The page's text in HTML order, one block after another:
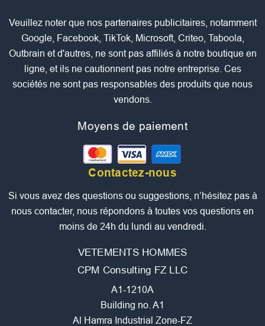
Veuillez noter que nos partenaires publicitaires, notamment
Google, Facebook, TikTok, Microsoft, Criteo, Taboola,
Outbrain et d'autres, ne sont pas affiliés à notre boutique en
ligne, et ils ne cautionnent pas notre entreprise. Ces
sociétés ne sont pas responsables des produits que nous
vendons.
Moyens de paiement
Contactez-nous
Si vous avez des questions ou suggestions, n’hésitez pas à
nous contacter, nous répondons à toutes vos questions en
moins de 24h du lundi au vendredi.
VETEMENTS HOMMES
CPM Consulting FZ LLC
A1-1210A
Building no. A1
Al Hamra Industrial Zone-FZ